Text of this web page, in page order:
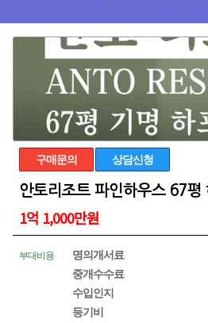
구매문의 상담신청
안토리조트 파인하우스 67평
1억 1,000만원
부대비용
명의개서료
중개수수료
수입인지
등기비